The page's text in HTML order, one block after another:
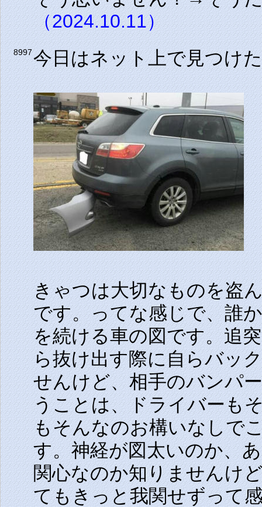
（2024.10.11）
8997今日はネット上で見つけ
きゃつは大切なものを盗
です。ってな感じで、誰
を続ける車の図です。追
ら抜け出す際に自らバッ
せんけど、相手のバンパ
うことは、ドライバーも
もそんなのお構いなしで
す。神経が図太いのか、
関心なのか知りませんけ
てもきっと我関せずって